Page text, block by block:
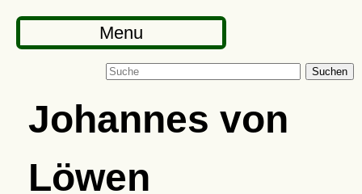
Menu
Suchen
Johannes von
Löwen